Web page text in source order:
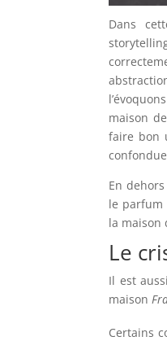
Dans
maison
faire bon
En
le parfum
la maison
Le
Il est
maison
Certains